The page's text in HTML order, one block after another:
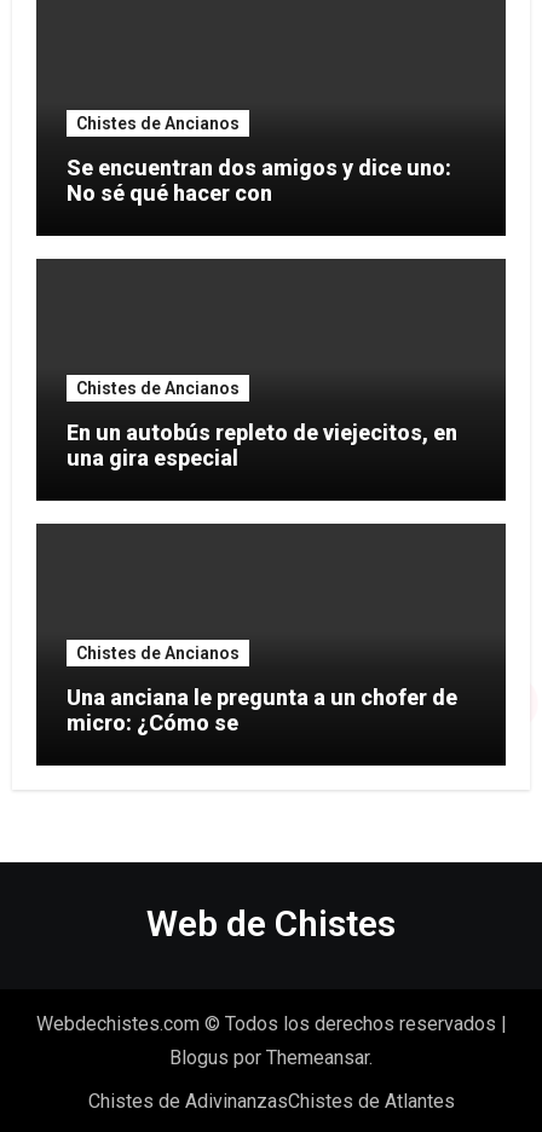
Chistes de Ancianos
Se encuentran dos amigos y dice uno:
No sé qué hacer con
Chistes de Ancianos
En un autobús repleto de viejecitos, en
una gira especial
Chistes de Ancianos
Una anciana le pregunta a un chofer de
micro: ¿Cómo se
Web de Chistes
Webdechistes.com © Todos los derechos reservados
Blogus por Themeansar.
Chistes de AdivinanzasChistes de Atlantes